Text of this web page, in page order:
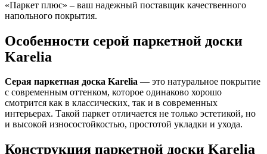
«Паркет плюс» – ваш надежный поставщик качественного
напольного покрытия.
Особенности серой паркетной доски
Karelia
Серая паркетная доска Karelia — это натуральное покрытие
с современным оттенком, которое одинаково хорошо
смотрится как в классических, так и в современных
интерьерах. Такой паркет отличается не только эстетикой, но
и высокой износостойкостью, простотой укладки и ухода.
Конструкция паркетной доски Karelia